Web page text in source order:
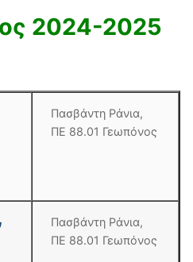
2024-2025
Πασβάντη Ράνια,
ΠΕ 88.01 Γεωπόνος
Πασβάντη Ράνια,
ΠΕ 88.01 Γεωπόνος